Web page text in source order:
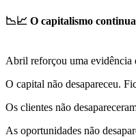
📉📈 O capitalismo
Abril reforçou uma evidência
O capital não desapareceu.
Os clientes não
As oportunidades não